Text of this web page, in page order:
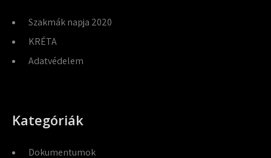
Szakmák napja 2020
KRÉTA
Adatvédelem
Kategóriák
Dokumentumok